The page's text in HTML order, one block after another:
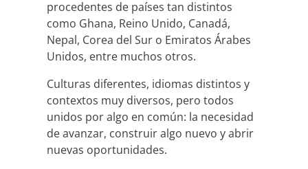
procedentes de países tan distintos
como Ghana, Reino Unido, Canadá,
Nepal, Corea del Sur o Emiratos Árabes
Unidos, entre muchos otros.
Culturas diferentes, idiomas distintos y
contextos muy diversos, pero todos
unidos por algo en común: la necesidad
de avanzar, construir algo nuevo y abrir
nuevas oportunidades.